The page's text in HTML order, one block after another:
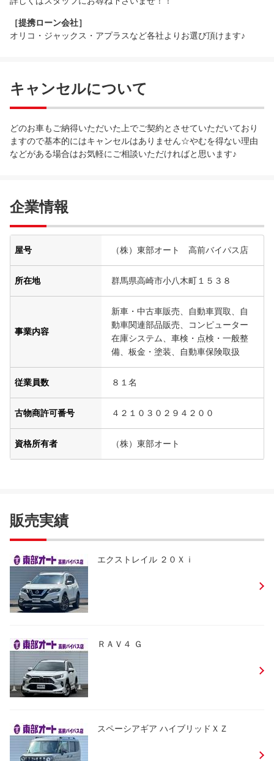
［提携ローン会社］
オリコ・ジャックス・アプラスなど各社よりお選び頂けます♪
キャンセルについて
どのお車もご納得いただいた上でご契約とさせていただいており
ますので基本的にはキャンセルはありません☆やむを得ない理由
などがある場合はお気軽にご相談いただければと思います♪
企業情報
屋号 （株）東部オート 高前バイパス店
所在地 群馬県高崎市小八木町１５３８
事業内容
新車・中古車販売、自動車買取、自
動車関連部品販売、コンピューター
在庫システム、車検・点検・一般整
備、板金・塗装、自動車保険取扱
従業員数 ８１名
古物商許可番号 ４２１０３０２９４２００
資格所有者 （株）東部オート
販売実績
エクストレイル ２０Ｘｉ
ＲＡＶ４ Ｇ
スペーシアギア ハイブリッドＸＺ